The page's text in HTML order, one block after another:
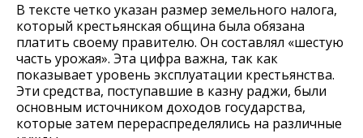
В тексте четко указан размер земельного налога,
который крестьянская община была обязана
платить своему правителю. Он составлял «шестую
часть урожая». Эта цифра важна, так как
показывает уровень эксплуатации крестьянства.
Эти средства, поступавшие в казну раджи, были
основным источником доходов государства,
которые затем перераспределялись на различные